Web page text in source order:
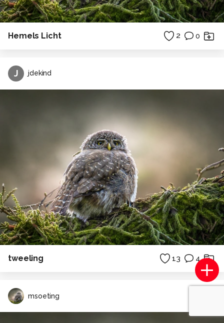
Hemels Licht 2 0
J jdekind
tweeling 13 4
msoeting